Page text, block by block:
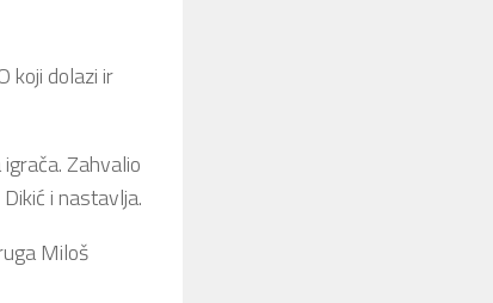
koji dolazi ir
Zahvalio
i nastavlja.
Miloš